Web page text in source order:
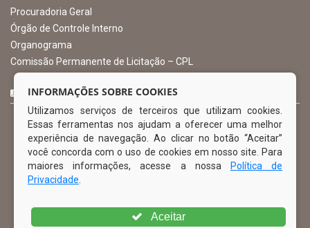
ORGANIZACIONAL
O Prefeito
Vice Prefeito
Ouvidoria Municipal
Serviço de Informação ao Cidadão – SIC
Chefe de Gabinete
Procuradoria Geral
Órgão de Controle Interno
Organograma
CURTA NOSSA FAN PAGE
INFORMAÇÕES SOBRE COOKIES
Utilizamos serviços de terceiros que utilizam cookies.
Essas ferramentas nos ajudam a oferecer uma melhor
experiência de navegação. Ao clicar no botão “Aceitar”
você concorda com o uso de cookies em nosso site. Para
maiores informações, acesse a nossa
Política de
Privacidade
Aceitar